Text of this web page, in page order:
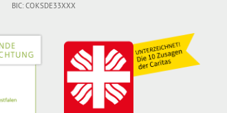
BIC: COKSDE33XXX